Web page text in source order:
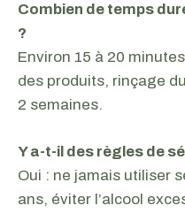
Combien de temps
?
Environ 15 à 20
des produits, rinçage
2 semaines.
Y a-t-il des règles de
Oui : ne jamais utiliser
ans, éviter l’alcool